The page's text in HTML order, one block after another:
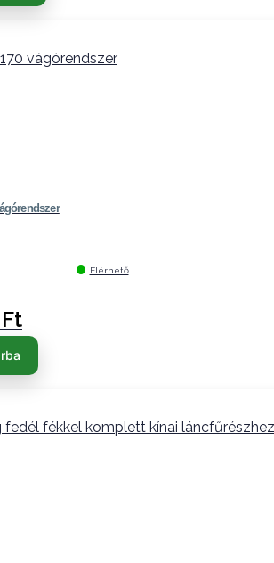
Elérhető
Ft